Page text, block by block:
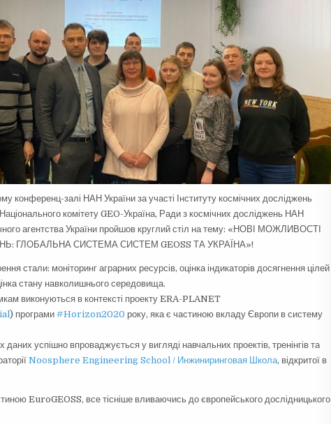
конференц-залі НАН України за участі Інституту космічних досліджень
комітету GEO-Україна, Ради з космічних досліджень НАН
агентства України пройшов круглий стіл на тему: «НОВІ МОЖЛИВОСТІ
ГЛОБАЛЬНА СИСТЕМА СИСТЕМ GEOSS ТА УКРАЇНА»!
стали: моніторинг аграрних ресурсів, оцінка індикаторів досягнення цілей
стану навколишнього середовища.
виконуються в контексті проекту ERA-PLANET
) програми #Horizon2020 року, яка є частиною вкладу Європи в систему
даних успішно впроваджується у вигляді навчальних проектів, тренінгів та
Noosphere Engineering School / Инжиниринговая Школа, відкритої в
EuroGEOSS, все тісніше вливаючись до європейського дослідницького